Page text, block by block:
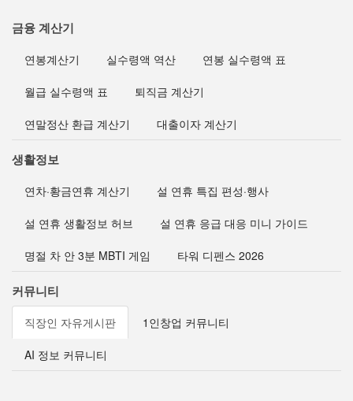
금융 계산기
연봉계산기 실수령액 역산 연봉 실수령액 표
월급 실수령액 표 퇴직금 계산기
연말정산 환급 계산기 대출이자 계산기
생활정보
연차·황금연휴 계산기 설 연휴 특집 편성·행사
설 연휴 생활정보 허브 설 연휴 응급 대응 미니 가이드
명절 차 안 3분 MBTI 게임 타워 디펜스 2026
커뮤니티
직장인 자유게시판 1인창업 커뮤니티
AI 정보 커뮤니티